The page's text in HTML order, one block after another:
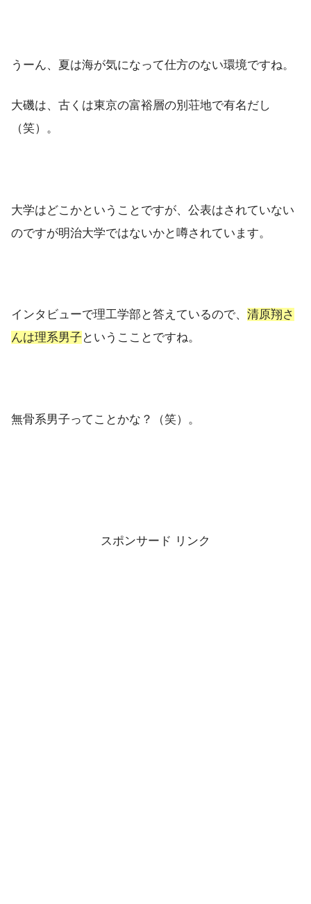
うーん、夏は海が気になって仕方のない環境ですね。
大磯は、古くは東京の富裕層の別荘地で有名だし
（笑）。
大学はどこかということですが、公表はされていない
のですが明治大学ではないかと噂されています。
インタビューで理工学部と答えているので、 清原翔さ
んは理系男子 というこことですね。
無骨系男子ってことかな？（笑）。
スポンサード リンク